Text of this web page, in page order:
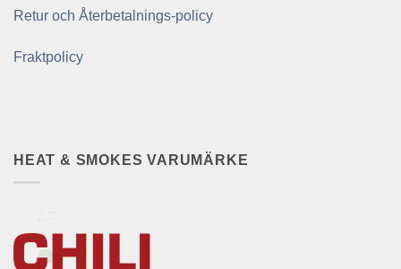
Retur och Återbetalnings-policy
Fraktpolicy
HEAT & SMOKES VARUMÄRKE